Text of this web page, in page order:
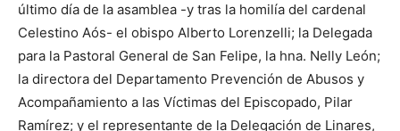
último día de la asamblea -y tras la homilía del cardenal
Celestino Aós- el obispo Alberto Lorenzelli; la Delegada
para la Pastoral General de San Felipe, la hna. Nelly León;
la directora del Departamento Prevención de Abusos y
Acompañamiento a las Víctimas del Episcopado, Pilar
Ramírez; y el representante de la Delegación de Linares,